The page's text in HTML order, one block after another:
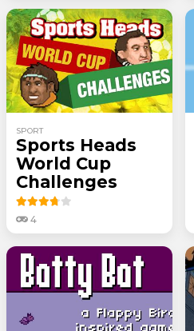
SPORT
Sports Heads
World Cup
Challenges
4